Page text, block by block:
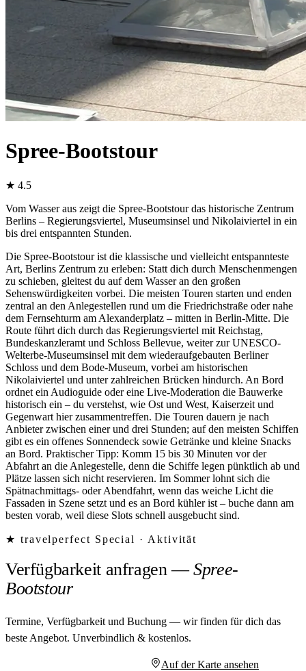
Spree-Bootstour
★ 4.5
Vom Wasser aus zeigt die Spree-Bootstour das historische Zentrum
Berlins – Regierungsviertel, Museumsinsel und Nikolaiviertel in ein
bis drei entspannten Stunden.
Die Spree-Bootstour ist die klassische und vielleicht entspannteste
Art, Berlins Zentrum zu erleben: Statt dich durch Menschenmengen
zu schieben, gleitest du auf dem Wasser an den großen
Sehenswürdigkeiten vorbei. Die meisten Touren starten und enden
zentral an den Anlegestellen rund um die Friedrichstraße oder nahe
dem Fernsehturm am Alexanderplatz – mitten in Berlin-Mitte. Die
Route führt dich durch das Regierungsviertel mit Reichstag,
Bundeskanzleramt und Schloss Bellevue, weiter zur UNESCO-
Welterbe-Museumsinsel mit dem wiederaufgebauten Berliner
Schloss und dem Bode-Museum, vorbei am historischen
Nikolaiviertel und unter zahlreichen Brücken hindurch. An Bord
ordnet ein Audioguide oder eine Live-Moderation die Bauwerke
historisch ein – du verstehst, wie Ost und West, Kaiserzeit und
Gegenwart hier zusammentreffen. Die Touren dauern je nach
Anbieter zwischen einer und drei Stunden; auf den meisten Schiffen
gibt es ein offenes Sonnendeck sowie Getränke und kleine Snacks
an Bord. Praktischer Tipp: Komm 15 bis 30 Minuten vor der
Abfahrt an die Anlegestelle, denn die Schiffe legen pünktlich ab und
Plätze lassen sich nicht reservieren. Im Sommer lohnt sich die
Spätnachmittags- oder Abendfahrt, wenn das weiche Licht die
Fassaden in Szene setzt und es an Bord kühler ist – buche dann am
besten vorab, weil diese Slots schnell ausgebucht sind.
★ travelperfect Special · Aktivität
Verfügbarkeit anfragen—Spree-
Bootstour
Termine, Verfügbarkeit und Buchung — wir finden für dich das
beste Angebot. Unverbindlich & kostenlos.
Auf der Karte ansehen